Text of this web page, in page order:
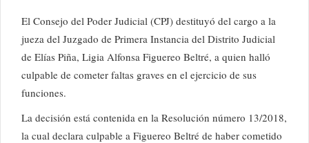
El Consejo del Poder Judicial (CPJ) destituyó del cargo a la
jueza del Juzgado de Primera Instancia del Distrito Judicial
de Elías Piña, Ligia Alfonsa Figuereo Beltré, a quien halló
culpable de cometer faltas graves en el ejercicio de sus
funciones.
La decisión está contenida en la Resolución número 13/2018,
la cual declara culpable a Figuereo Beltré de haber cometido